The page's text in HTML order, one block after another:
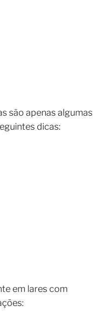
são apenas algumas
dicas:
em lares com